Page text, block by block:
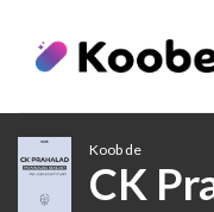
Koob de
CK